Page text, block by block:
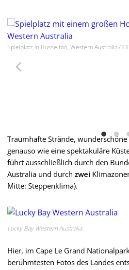
Spielplatz in Busselton, Western Australia /
Traumhafte Strände,
genauso wie eine spektakuläre
führt ausschließlich durch den
Australia und durch zwei
Mitte: Steppenklima).
Lucky Bay Western Australia
Hier, im Cape Le Grand
berühmtesten Fotos des Landes